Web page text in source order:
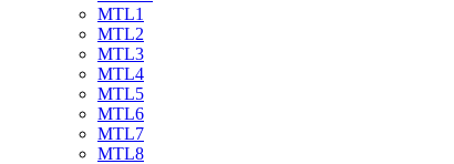
MTL1
MTL2
MTL3
MTL4
MTL5
MTL6
MTL7
MTL8